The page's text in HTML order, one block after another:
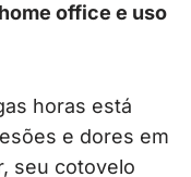
office e uso
horas está
e dores em
seu cotovelo